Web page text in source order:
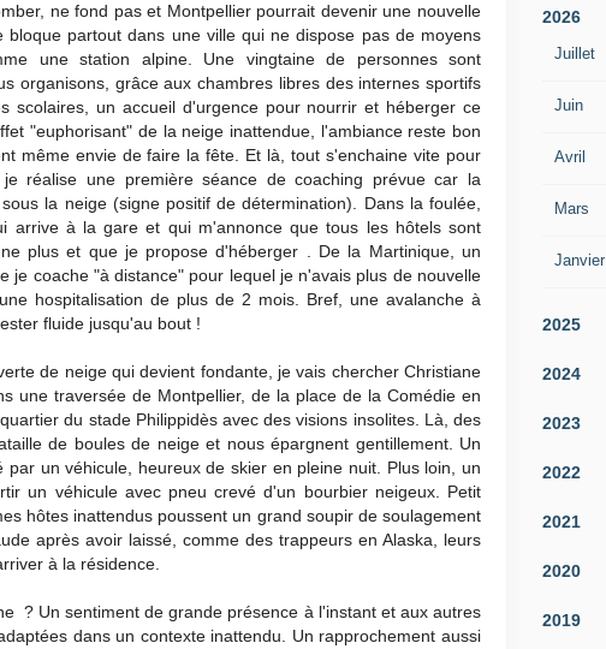
ne fond pas et Montpellier pourrait devenir une nouvelle
bloque partout dans une ville qui ne dispose pas de moyens
une station alpine. Une vingtaine de personnes sont
organisons, grâce aux chambres libres des internes sportifs
scolaires, un accueil d'urgence pour nourrir et héberger ce
"euphorisant" de la neige inattendue, l'ambiance reste bon
même envie de faire la fête. Et là, tout s'enchaine vite pour
réalise une première séance de coaching prévue car la
la neige (signe positif de détermination). Dans la foulée,
arrive à la gare et qui m'annonce que tous les hôtels sont
plus et que je propose d'héberger . De la Martinique, un
je coache "à distance" pour lequel je n'avais plus de nouvelle
hospitalisation de plus de 2 mois. Bref, une avalanche à
fluide jusqu'au bout !
de neige qui devient fondante, je vais chercher Christiane
une traversée de Montpellier, de la place de la Comédie en
du stade Philippidès avec des visions insolites. Là, des
de boules de neige et nous épargnent gentillement. Un
un véhicule, heureux de skier en pleine nuit. Plus loin, un
un véhicule avec pneu crevé d'un bourbier neigeux. Petit
hôtes inattendus poussent un grand soupir de soulagement
après avoir laissé, comme des trappeurs en Alaska, leurs
à la résidence.
? Un sentiment de grande présence à l'instant et aux autres
dans un contexte inattendu. Un rapprochement aussi
2026
Juillet
Juin
Avril
Mars
Janvier
2025
2024
2023
2022
2021
2020
2019